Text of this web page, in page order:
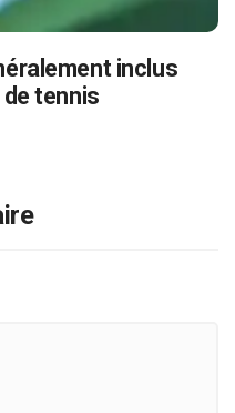
inclus
tennis